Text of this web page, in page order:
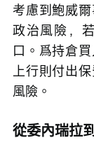
考慮到鮑威
政治風險，
口。爲持倉
上行則付出
風險。
從委內瑞拉